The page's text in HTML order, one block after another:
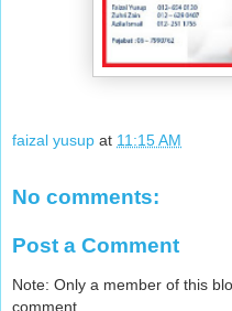
faizal yusup at 11:15 AM
No comments:
Post a Comment
Note: Only a member of this
comment.